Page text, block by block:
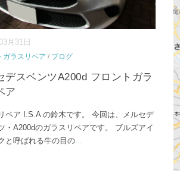
月31日
ガラスリペア / ブログ
デスベンツA200d フロントガラ
ア
ペア I.S.A の鈴木です。 今回は、メルセデ
・A200dのガラスリペアです。 ブルズアイ
と呼ばれる牛の目の...